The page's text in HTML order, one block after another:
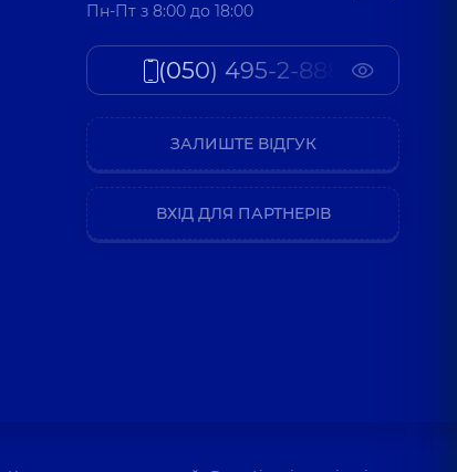
Пн-Пт з 8:00 до 18:00
(050) 495-2-888
ЗАЛИШТЕ ВІДГУК
ВХІД ДЛЯ ПАРТНЕРІВ